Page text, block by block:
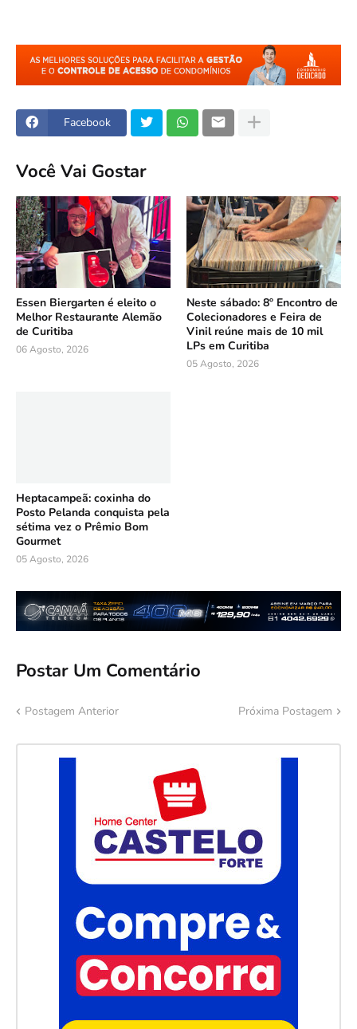
Facebook
Você Vai Gostar
Essen Biergarten é eleito o
Melhor Restaurante Alemão
de Curitiba
06 Agosto, 2026
Neste sábado: 8º Encontro de
Colecionadores e Feira de
Vinil reúne mais de 10 mil
LPs em Curitiba
05 Agosto, 2026
Heptacampeã: coxinha do
Posto Pelanda conquista pela
sétima vez o Prêmio Bom
Gourmet
05 Agosto, 2026
Postar Um Comentário
Postagem Anterior Próxima Postagem